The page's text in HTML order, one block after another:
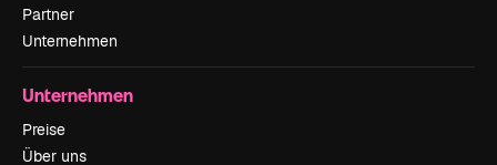
Partner
Unternehmen
Unternehmen
Preise
Über uns